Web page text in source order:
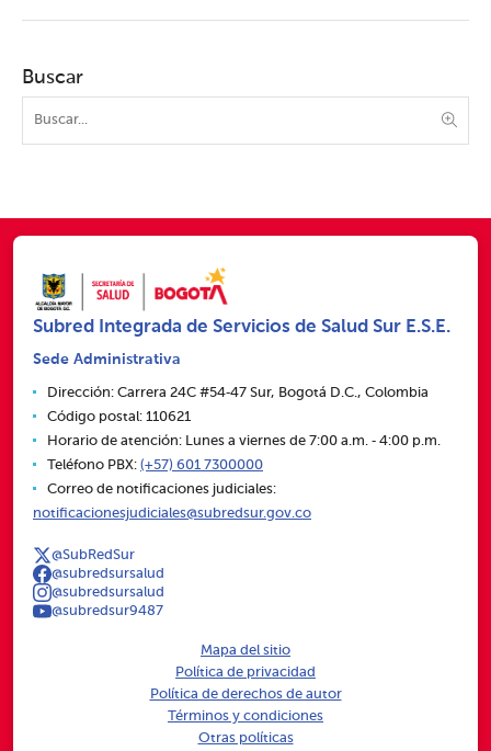
Buscar
Subred Integrada de Servicios de Salud Sur E.S.E.
Sede Administrativa
Dirección: Carrera 24C #54‑47 Sur, Bogotá D.C., Colombia
Código postal: 110621
Horario de atención: Lunes a viernes de 7:00 a.m. ‑ 4:00 p.m.
Teléfono PBX: (+57) 601 7300000
Correo de notificaciones judiciales:
notificacionesjudiciales@subredsur.gov.co
@SubRedSur
@subredsursalud
@subredsursalud
@subredsur9487
Mapa del sitio
Política de privacidad
Política de derechos de autor
Términos y condiciones
Otras políticas